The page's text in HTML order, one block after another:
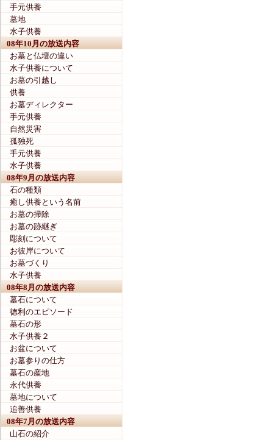
手元供養
墓地
水子供養
08年10月の放送内容
お墓と仏壇の違い
水子供養について
お墓の引越し
供養
お墓ディレクター
手元供養
自然災害
孤独死
手元供養
水子供養
08年9月の放送内容
石の種類
癒し供養という名前
お墓の掃除
お墓の跡継ぎ
彫刻について
お彼岸について
お墓づくり
水子供養
08年8月の放送内容
墓石について
徳利のエピソード
墓石の形
水子供養２
お盆について
お墓参りの仕方
墓石の産地
永代供養
墓地について
追善供養
08年7月の放送内容
山石の紹介